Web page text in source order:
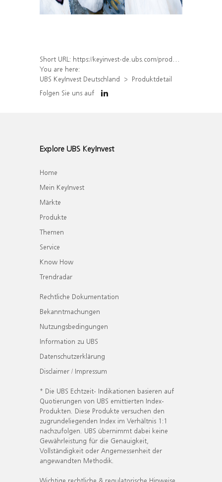
Short URL: https://keyinvest-de.ubs.com/produkt/detail/index/isin/DE000WA4QGN9
You are here:
UBS KeyInvest Deutschland
Produktdetail
Folgen Sie uns auf
Explore UBS KeyInvest
Home
Mein KeyInvest
Märkte
Produkte
Themen
Service
Know How
Trendradar
Rechtliche Dokumentation
Bekanntmachungen
Nutzungsbedingungen
Information zu UBS
Datenschutzerklärung
Disclaimer / Impressum
* Die UBS Echtzeit- Indikationen basieren auf
Quotierungen von UBS emittierten Index-
Produkten. Diese Produkte versuchen den
zugrundeliegenden Index im Verhältnis 1:1
nachzufolgen. UBS übernimmt dabei keine
Gewährleistung für die Genauigkeit,
Vollständigkeit oder Angemessenheit der
angewandten Methodik.